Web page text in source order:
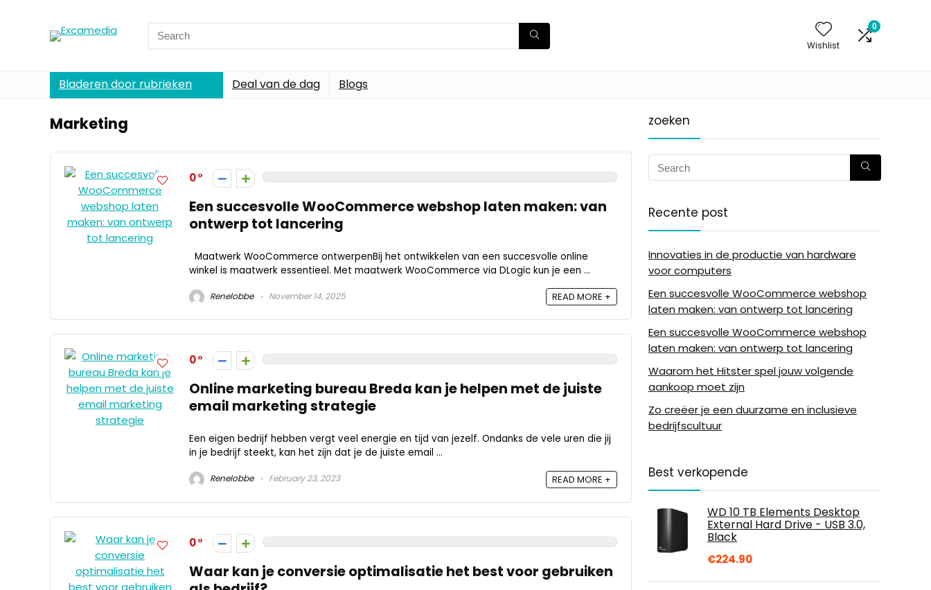
Search
for:
Wishlist
0
Bladeren door rubrieken Deal van de dag Blogs
Marketing
0
Een succesvolle WooCommerce webshop laten maken: van
ontwerp tot lancering
Maatwerk WooCommerce ontwerpenBij het ontwikkelen van een succesvolle online
winkel is maatwerk essentieel. Met maatwerk WooCommerce via DLogic kun je een ...
Renelobbe November 14, 2025 READ MORE +
0
Online marketing bureau Breda kan je helpen met de juiste
email marketing strategie
Een eigen bedrijf hebben vergt veel energie en tijd van jezelf. Ondanks de vele uren die jij
in je bedrijf steekt, kan het zijn dat je de juiste email ...
Renelobbe February 23, 2023 READ MORE +
0
Waar kan je conversie optimalisatie het best voor gebruiken
zoeken
Recente post
Innovaties in de productie van hardware
voor computers
Een succesvolle WooCommerce webshop
laten maken: van ontwerp tot lancering
Een succesvolle WooCommerce webshop
laten maken: van ontwerp tot lancering
Waarom het Hitster spel jouw volgende
aankoop moet zijn
Zo creëer je een duurzame en inclusieve
bedrijfscultuur
Best verkopende
WD 10 TB Elements Desktop
External Hard Drive - USB 3.0,
Black
€224.90